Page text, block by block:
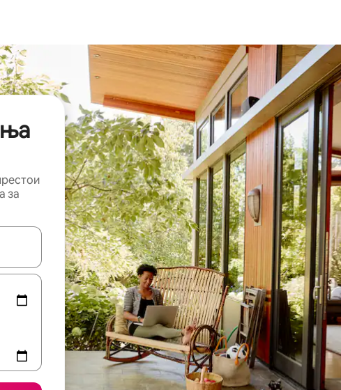
за
со копчињата со стрелки нагоре и надолу или истражувајте со